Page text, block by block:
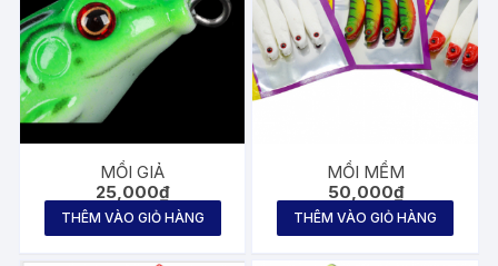
MỒI GIẢ
25,000₫
THÊM VÀO GIỎ HÀNG
MỒI MỀM
50,000₫
THÊM VÀO GIỎ HÀNG